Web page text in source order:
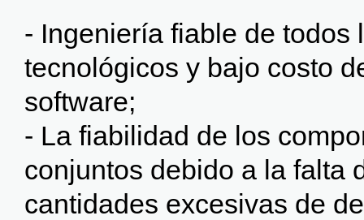
- Ingeniería fiable de todos
tecnológicos y bajo costo
software;
- La fiabilidad de los
conjuntos debido a la falta
cantidades excesivas de